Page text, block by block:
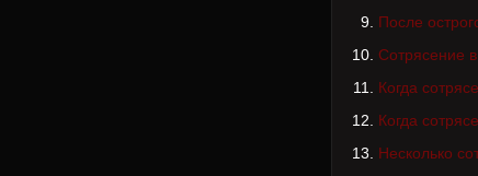
После
Сотрясение
Когда
Когда
Несколько